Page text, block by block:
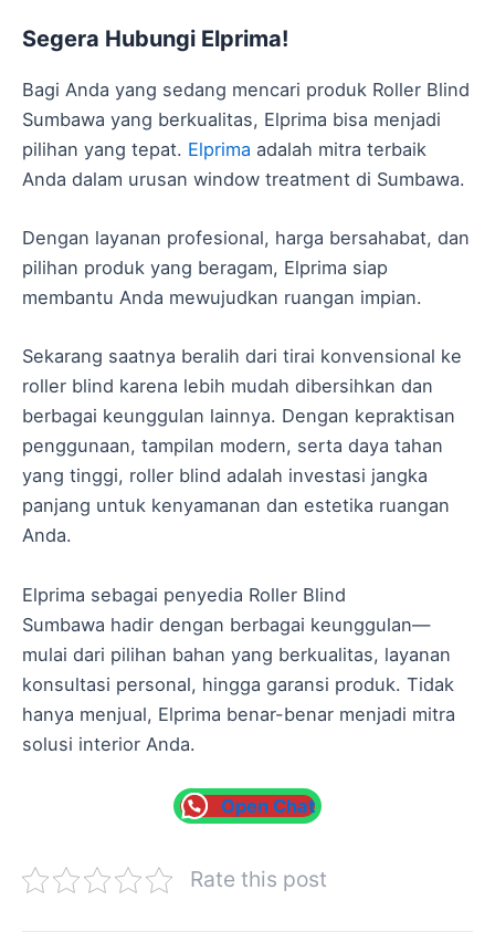
Segera Hubungi Elprima!
Bagi Anda yang sedang mencari produk Roller Blind
Sumbawa yang berkualitas, Elprima bisa menjadi
pilihan yang tepat. Elprima adalah mitra terbaik
Anda dalam urusan window treatment di Sumbawa.
Dengan layanan profesional, harga bersahabat, dan
pilihan produk yang beragam, Elprima siap
membantu Anda mewujudkan ruangan impian.
Sekarang saatnya beralih dari tirai konvensional ke
roller blind karena lebih mudah dibersihkan dan
berbagai keunggulan lainnya. Dengan kepraktisan
penggunaan, tampilan modern, serta daya tahan
yang tinggi, roller blind adalah investasi jangka
panjang untuk kenyamanan dan estetika ruangan
Anda.
Elprima sebagai penyedia Roller Blind
Sumbawa hadir dengan berbagai keunggulan—
mulai dari pilihan bahan yang berkualitas, layanan
konsultasi personal, hingga garansi produk. Tidak
hanya menjual, Elprima benar-benar menjadi mitra
solusi interior Anda.
Open Chat
Rate this post